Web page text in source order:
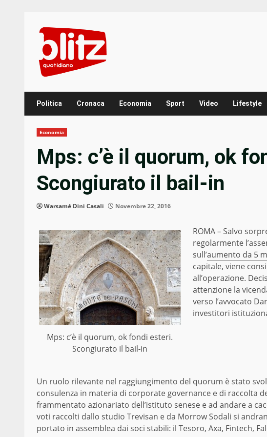
content
Politica Cronaca Economia Sport Video Lifestyle
Economia
Mps: c’è il quorum, ok
Scongiurato il bail-in
Warsamé Dini Casali Novembre 22, 2016
Mps: c’è il quorum, ok fondi esteri.
Scongiurato il bail-in
ROMA – Salvo
regolarmente
sull’aumento da 5
capitale, viene
all’operazione.
attenzione la
verso l’avvocato
investitori
Un ruolo rilevante nel raggiungimento del quorum è stato
consulenza in materia di corporate governance e di raccolta
frammentato azionariato dell’istituto senese e ad andare a
voti raccolti dallo studio Trevisan e da Morrow Sodali si
portato in assemblea dai soci stabili: il Tesoro, Axa, Fintech,